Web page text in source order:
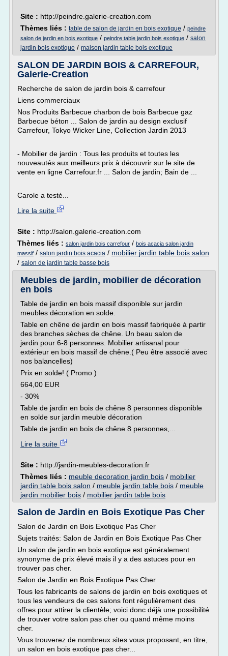
Site : http://peindre.galerie-creation.com
Thèmes liés : table de salon de jardin en bois exotique / peindre
salon de jardin en bois exotique / peindre table jardin bois exotique / salon
jardin bois exotique / maison jardin table bois exotique
SALON DE JARDIN BOIS & CARREFOUR,
Galerie-Creation
Recherche de salon de jardin bois & carrefour
Liens commerciaux
Nos Produits Barbecue charbon de bois Barbecue gaz
Barbecue béton ... Salon de jardin au design exclusif
Carrefour, Tokyo Wicker Line, Collection Jardin 2013
- Mobilier de jardin : Tous les produits et toutes les
nouveautés aux meilleurs prix à découvrir sur le site de
vente en ligne Carrefour.fr ... Salon de jardin; Bain de ...
Carole a testé...
Lire la suite
Site : http://salon.galerie-creation.com
Thèmes liés : salon jardin bois carrefour / bois acacia salon jardin
massif / salon jardin bois acacia / mobilier jardin table bois salon
/ salon de jardin table basse bois
Meubles de jardin, mobilier de décoration
en bois
Table de jardin en bois massif disponible sur jardin
meubles décoration en solde.
Table en chêne de jardin en bois massif fabriquée à partir
des branches sèches de chêne. Un beau salon de
jardin pour 6-8 personnes. Mobilier artisanal pour
extérieur en bois massif de chêne.( Peu être associé avec
nos balancelles)
Prix en solde! ( Promo )
664,00 EUR
- 30%
Table de jardin en bois de chêne 8 personnes disponible
en solde sur jardin meuble décoration
Table de jardin en bois de chêne 8 personnes,...
Lire la suite
Site : http://jardin-meubles-decoration.fr
Thèmes liés : meuble decoration jardin bois / mobilier
jardin table bois salon / meuble jardin table bois / meuble
jardin mobilier bois / mobilier jardin table bois
Salon de Jardin en Bois Exotique Pas Cher
Salon de Jardin en Bois Exotique Pas Cher
Sujets traités: Salon de Jardin en Bois Exotique Pas Cher
Un salon de jardin en bois exotique est généralement
synonyme de prix élevé mais il y a des astuces pour en
trouver pas cher.
Salon de Jardin en Bois Exotique Pas Cher
Tous les fabricants de salons de jardin en bois exotiques et
tous les vendeurs de ces salons font régulièrement des
offres pour attirer la clientèle; voici donc déjà une possibilité
de trouver votre salon pas cher ou quand même moins
cher.
Vous trouverez de nombreux sites vous proposant, en titre,
un salon en bois exotique pas cher...